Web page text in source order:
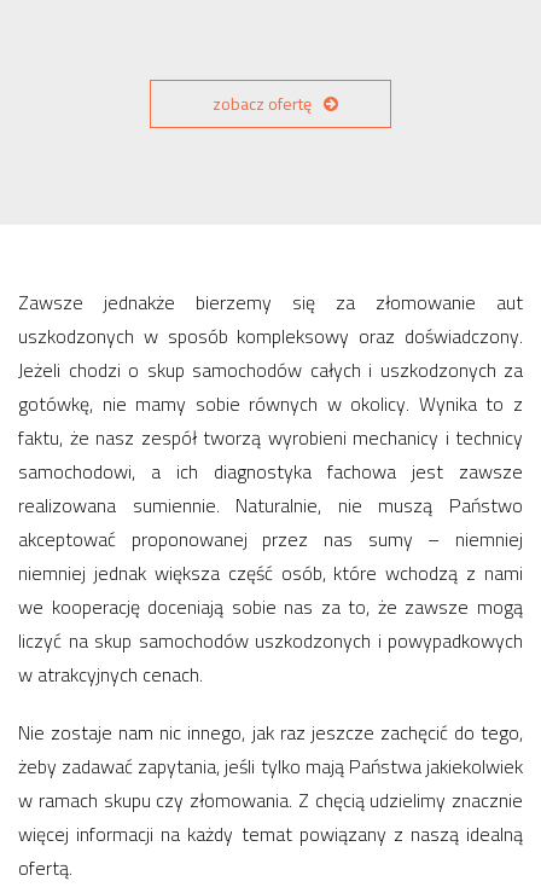
zobacz ofertę
Zawsze jednakże bierzemy się za złomowanie aut
uszkodzonych w sposób kompleksowy oraz doświadczony.
Jeżeli chodzi o skup samochodów całych i uszkodzonych za
gotówkę, nie mamy sobie równych w okolicy. Wynika to z
faktu, że nasz zespół tworzą wyrobieni mechanicy i technicy
samochodowi, a ich diagnostyka fachowa jest zawsze
realizowana sumiennie. Naturalnie, nie muszą Państwo
akceptować proponowanej przez nas sumy – niemniej
niemniej jednak większa część osób, które wchodzą z nami
we kooperację doceniają sobie nas za to, że zawsze mogą
liczyć na skup samochodów uszkodzonych i powypadkowych
w atrakcyjnych cenach.
Nie zostaje nam nic innego, jak raz jeszcze zachęcić do tego,
żeby zadawać zapytania, jeśli tylko mają Państwa jakiekolwiek
w ramach skupu czy złomowania. Z chęcią udzielimy znacznie
więcej informacji na każdy temat powiązany z naszą idealną
ofertą.